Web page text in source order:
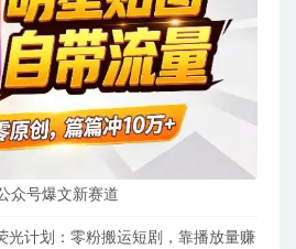
众号爆文新赛道
光计划：零粉搬运短剧，靠播放量赚